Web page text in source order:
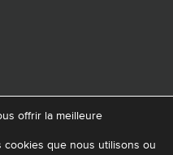
de ma vie – Pour la santé de la
offrir la meilleure
que nous utilisons ou